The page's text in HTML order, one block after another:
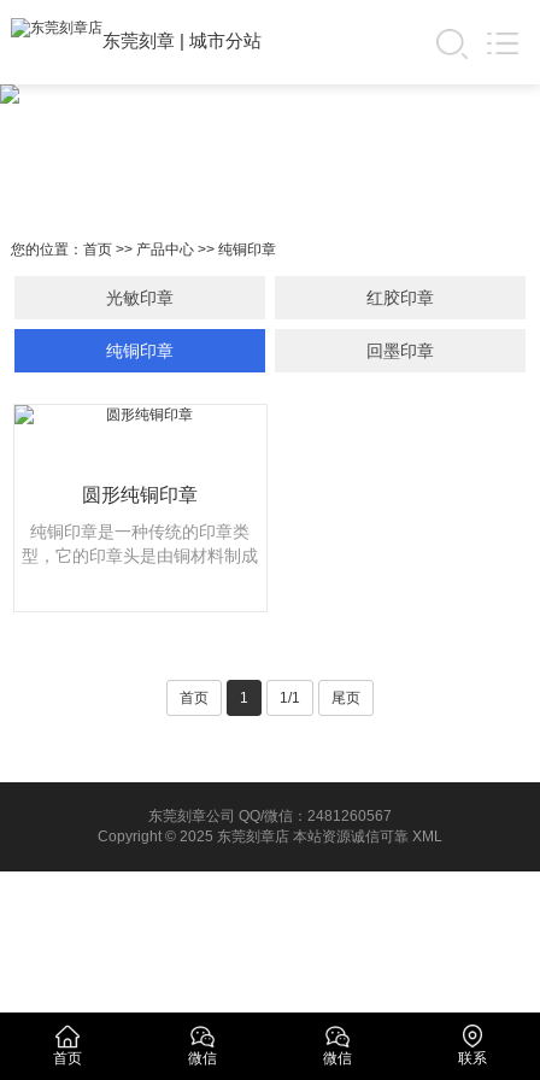
东莞刻章| 城市分站
您的位置： 首页>> 产品中心>> 纯铜印章
光敏印章 红胶印章
纯铜印章 回墨印章
圆形纯铜印章
纯铜印章是一种传统的印章类
型，它的印章头是由铜材料制成
首页 1 1/1 尾页
东莞刻章公司 QQ/微信：2481260567
Copyright © 2025 东莞刻章店 本站资源诚信可靠 XML
首页 微信 微信 联系